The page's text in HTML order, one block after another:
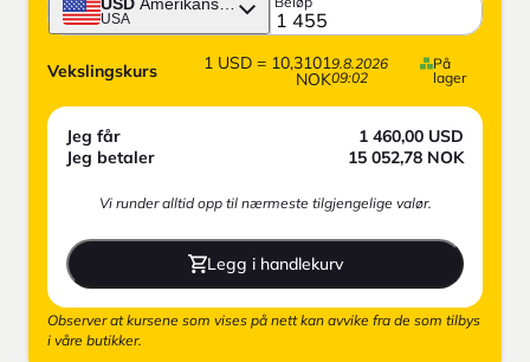
USA
Vekslingskurs 1 USD= 10,3101
NOK
9.8.2026
09:02
På
lager
Jeg får 1 460,00 USD
Jeg betaler
15 052,78 NOK
Vi runder alltid opp til nærmeste tilgjengelige valør.
Legg i handlekurv
Observer at kursene som vises på nett kan avvike fra de som tilbys
i våre butikker.